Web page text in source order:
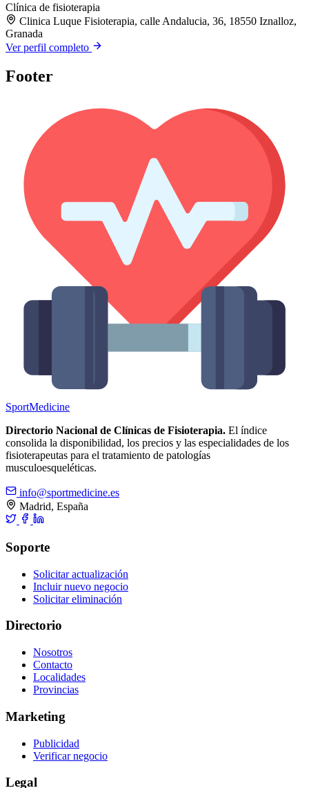
Clínica de fisioterapia
Clinica Luque Fisioterapia, calle Andalucia, 36, 18550 Iznalloz,
Granada
Ver perfil completo
Footer
SportMedicine
Directorio Nacional de Clínicas de Fisioterapia. El índice
consolida la disponibilidad, los precios y las especialidades de los
fisioterapeutas para el tratamiento de patologías
musculoesqueléticas.
info@sportmedicine.es
Madrid, España
Soporte
Solicitar actualización
Incluir nuevo negocio
Solicitar eliminación
Directorio
Nosotros
Contacto
Localidades
Provincias
Marketing
Publicidad
Verificar negocio
Legal